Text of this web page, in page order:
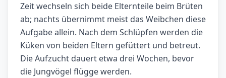
Zeit wechseln sich beide Elternteile beim Brüten
ab; nachts übernimmt meist das Weibchen diese
Aufgabe allein. Nach dem Schlüpfen werden die
Küken von beiden Eltern gefüttert und betreut.
Die Aufzucht dauert etwa drei Wochen, bevor
die Jungvögel flügge werden.